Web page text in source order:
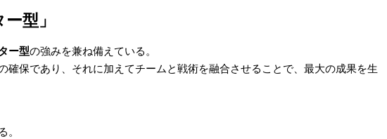
型」
ー型の強みを兼ね備えている。
保であり、それに加えてチームと戦術を融合させることで、最大の成果を生